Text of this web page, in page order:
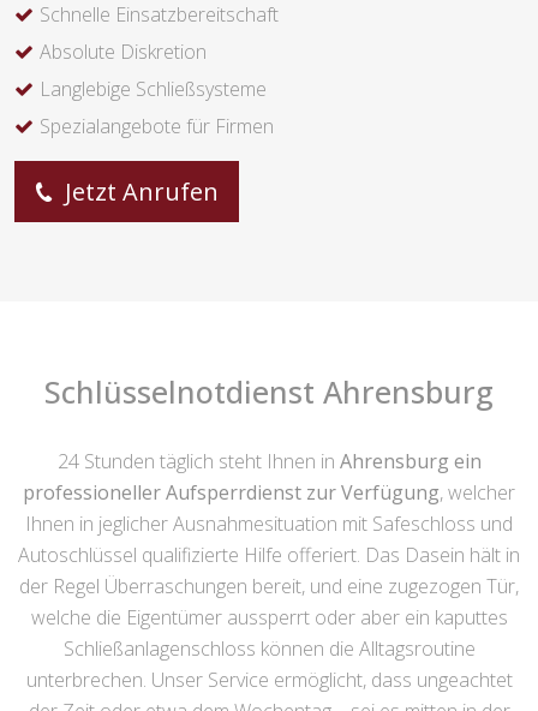
Schnelle Einsatzbereitschaft
Absolute Diskretion
Langlebige Schließsysteme
Spezialangebote für Firmen
Jetzt Anrufen
Schlüsselnotdienst Ahrensburg
24 Stunden täglich steht Ihnen in Ahrensburg ein
professioneller Aufsperrdienst zur Verfügung, welcher
Ihnen in jeglicher Ausnahmesituation mit Safeschloss und
Autoschlüssel qualifizierte Hilfe offeriert. Das Dasein hält in
der Regel Überraschungen bereit, und eine zugezogen Tür,
welche die Eigentümer aussperrt oder aber ein kaputtes
Schließanlagenschloss können die Alltagsroutine
unterbrechen. Unser Service ermöglicht, dass ungeachtet